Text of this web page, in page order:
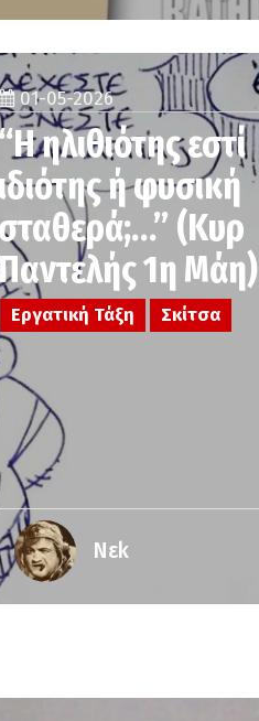
01-05-2026
“Η ηλιθιότης εστί
ή φυσική
(Κυρ
1η Μάη)
Εργατική Τάξη Σκίτσα
Νεk